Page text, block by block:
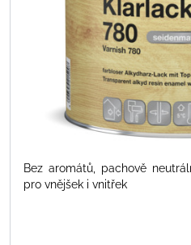
Bez aromátů, pachově
pro vnějšek i vnitřek